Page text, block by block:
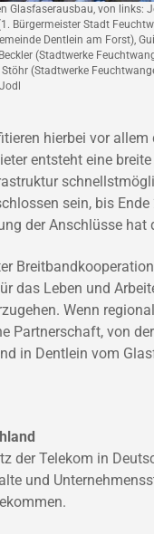
Glasfaserausbau, von links:
Bürgermeister Stadt
Dentlein am Forst),
(Stadtwerke
(Stadtwerke
hierbei vor
entsteht eine
sein, bis
der Anschlüsse hat
das Leben und
Wenn
Partnerschaft, von
in Dentlein vom
der Telekom in
und